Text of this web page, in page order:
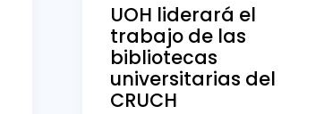
UOH liderará el
trabajo de las
bibliotecas
universitarias del
CRUCH